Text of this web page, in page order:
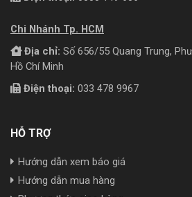
Chi Nhánh Tp. HCM
Địa chỉ: Số 656/55 Quang Trung,
Hồ Chí Minh
Điện thoại: 033 478 9967
HỖ TRỢ
Hướng dẫn xem báo giá
Hướng dẫn mua hàng